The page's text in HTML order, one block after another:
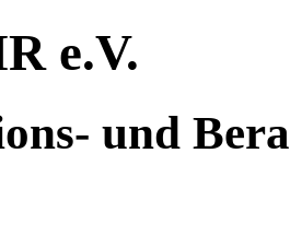
e.V.
und